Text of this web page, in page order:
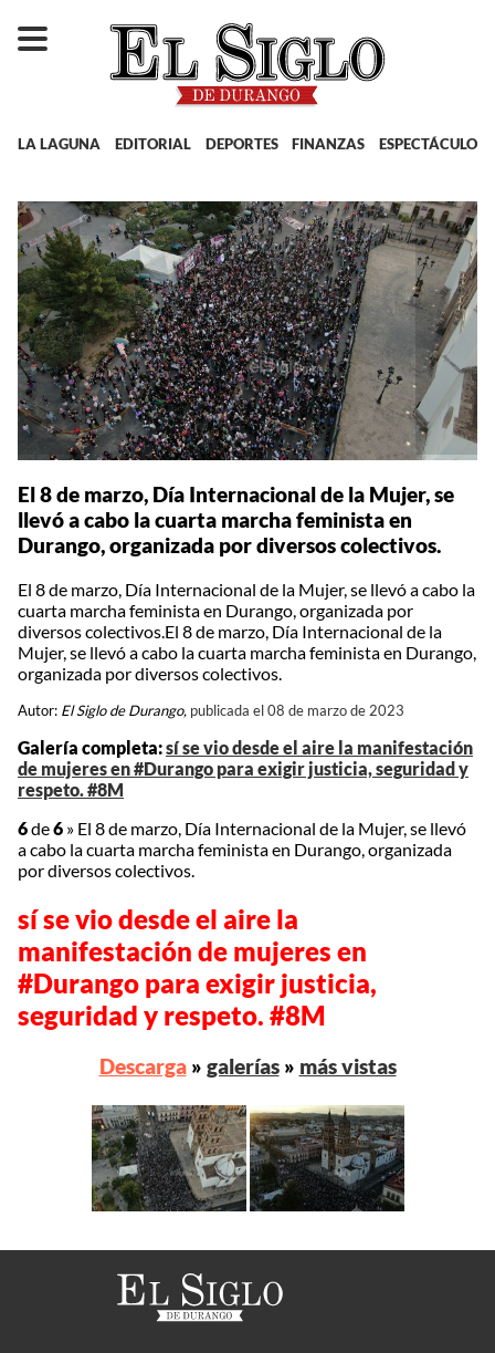
LA LAGUNA EDITORIAL DEPORTES FINANZAS ESPECTÁCULOS
El 8 de marzo, Día Internacional de la Mujer, se
llevó a cabo la cuarta marcha feminista en
Durango, organizada por diversos colectivos.
El 8 de marzo, Día Internacional de la Mujer, se llevó a cabo la
cuarta marcha feminista en Durango, organizada por
diversos colectivos.El 8 de marzo, Día Internacional de la
Mujer, se llevó a cabo la cuarta marcha feminista en Durango,
organizada por diversos colectivos.
Autor: El Siglo de Durango, publicada el 08 de marzo de 2023
Galería completa:sí se vio desde el aire la manifestación
de mujeres en #Durango para exigir justicia, seguridad y
respeto. #8M
6de6 » El 8 de marzo, Día Internacional de la Mujer, se llevó
a cabo la cuarta marcha feminista en Durango, organizada
por diversos colectivos.
sí se vio desde el aire la
manifestación de mujeres en
#Durango para exigir justicia,
seguridad y respeto. #8M
Descarga» galerías» más vistas